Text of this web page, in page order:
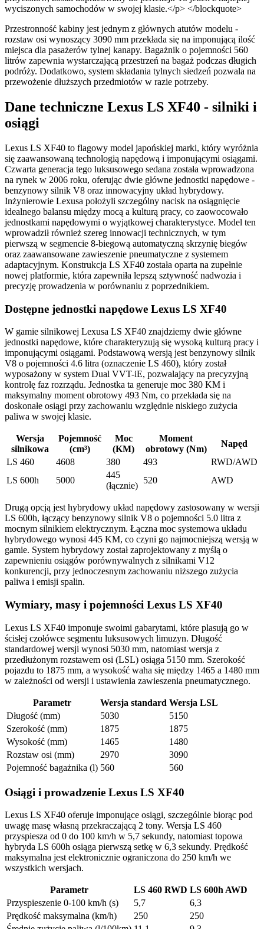
wyciszonych samochodów w swojej klasie.</p> </blockquote>
Przestronność kabiny jest jednym z głównych atutów modelu -
rozstaw osi wynoszący 3090 mm przekłada się na imponującą ilość
miejsca dla pasażerów tylnej kanapy. Bagażnik o pojemności 560
litrów zapewnia wystarczającą przestrzeń na bagaż podczas długich
podróży. Dodatkowo, system składania tylnych siedzeń pozwala na
przewożenie dłuższych przedmiotów w razie potrzeby.
Dane techniczne Lexus LS XF40 - silniki i
osiągi
Lexus LS XF40 to flagowy model japońskiej marki, który wyróżnia
się zaawansowaną technologią napędową i imponującymi osiągami.
Czwarta generacja tego luksusowego sedana została wprowadzona
na rynek w 2006 roku, oferując dwie główne jednostki napędowe -
benzynowy silnik V8 oraz innowacyjny układ hybrydowy.
Inżynierowie Lexusa położyli szczególny nacisk na osiągnięcie
idealnego balansu między mocą a kulturą pracy, co zaowocowało
jednostkami napędowymi o wyjątkowej charakterystyce. Model ten
wprowadził również szereg innowacji technicznych, w tym
pierwszą w segmencie 8-biegową automatyczną skrzynię biegów
oraz zaawansowane zawieszenie pneumatyczne z systemem
adaptacyjnym. Konstrukcja LS XF40 została oparta na zupełnie
nowej platformie, która zapewniła lepszą sztywność nadwozia i
precyzję prowadzenia w porównaniu z poprzednikiem.
Dostępne jednostki napędowe Lexus LS XF40
W gamie silnikowej Lexusa LS XF40 znajdziemy dwie główne
jednostki napędowe, które charakteryzują się wysoką kulturą pracy i
imponującymi osiągami. Podstawową wersją jest benzynowy silnik
V8 o pojemności 4.6 litra (oznaczenie LS 460), który został
wyposażony w system Dual VVT-iE, pozwalający na precyzyjną
kontrolę faz rozrządu. Jednostka ta generuje moc 380 KM i
maksymalny moment obrotowy 493 Nm, co przekłada się na
doskonałe osiągi przy zachowaniu względnie niskiego zużycia
paliwa w swojej klasie.
Wersja
silnikowa
Pojemność
(cm³)
Moc
(KM)
Moment
obrotowy (Nm)
Napęd
LS 460
4608 380 493
RWD/AWD
LS 600h
5000
445
(łącznie)
520 AWD
Drugą opcją jest hybrydowy układ napędowy zastosowany w wersji
LS 600h, łączący benzynowy silnik V8 o pojemności 5.0 litra z
mocnym silnikiem elektrycznym. Łączna moc systemowa układu
hybrydowego wynosi 445 KM, co czyni go najmocniejszą wersją w
gamie. System hybrydowy został zaprojektowany z myślą o
zapewnieniu osiągów porównywalnych z silnikami V12
konkurencji, przy jednoczesnym zachowaniu niższego zużycia
paliwa i emisji spalin.
Wymiary, masy i pojemności Lexus LS XF40
Lexus LS XF40 imponuje swoimi gabarytami, które plasują go w
ścisłej czołówce segmentu luksusowych limuzyn. Długość
standardowej wersji wynosi 5030 mm, natomiast wersja z
przedłużonym rozstawem osi (LSL) osiąga 5150 mm. Szerokość
pojazdu to 1875 mm, a wysokość waha się między 1465 a 1480 mm
w zależności od wersji i ustawienia zawieszenia pneumatycznego.
Parametr Wersja standard Wersja LSL
Długość (mm)
5030
5150
Szerokość (mm)
1875
1875
Wysokość (mm)
1465
1480
Rozstaw osi (mm)
2970
3090
Pojemność bagażnika (l) 560 560
Osiągi i prowadzenie Lexus LS XF40
Lexus LS XF40 oferuje imponujące osiągi, szczególnie biorąc pod
uwagę masę własną przekraczającą 2 tony. Wersja LS 460
przyspiesza od 0 do 100 km/h w 5,7 sekundy, natomiast topowa
hybryda LS 600h osiąga pierwszą setkę w 6,3 sekundy. Prędkość
maksymalna jest elektronicznie ograniczona do 250 km/h we
wszystkich wersjach.
Parametr LS 460 RWD LS 600h AWD
Przyspieszenie 0-100 km/h (s)
5,7
6,3
Prędkość maksymalna (km/h)
250
250